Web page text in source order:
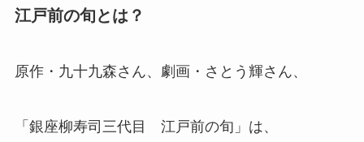
江戸前の旬とは？
原作・九十九森さん、劇画・さとう輝さん、
「銀座柳寿司三代目 江戸前の旬」は、